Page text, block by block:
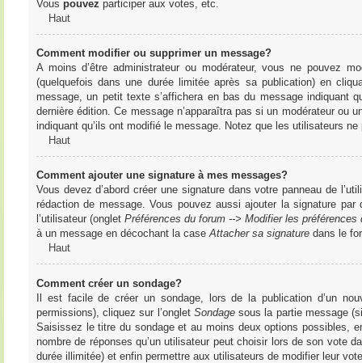
Vous pouvez participer aux votes, etc.
Haut
Comment modifier ou supprimer un message?
A moins d’être administrateur ou modérateur, vous ne pouvez
(quelquefois dans une durée limitée après sa publication) en
message, un petit texte s’affichera en bas du message indiquant
dernière édition. Ce message n’apparaîtra pas si un modérateur
indiquant qu’ils ont modifié le message. Notez que les utilisateurs
Haut
Comment ajouter une signature à mes messages?
Vous devez d’abord créer une signature dans votre panneau de
rédaction de message. Vous pouvez aussi ajouter la signature
l’utilisateur (onglet Préférences du forum --> Modifier les préférences
à un message en décochant la caseAttacher sa signaturedans le
Haut
Comment créer un sondage?
Il est facile de créer un sondage, lors de la publication d’un
permissions), cliquez sur l’onglet Sondagesous la partie message
Saisissez le titre du sondage et au moins deux options possibles,
nombre de réponses qu’un utilisateur peut choisir lors de son vote
durée illimitée) et enfin permettre aux utilisateurs de modifier leur